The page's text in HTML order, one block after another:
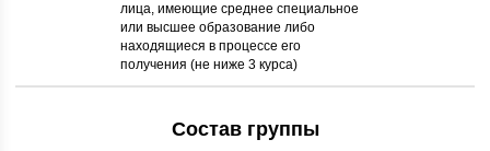
лица, имеющие среднее специальное
или высшее образование либо
находящиеся в процессе его
получения (не ниже 3 курса)
Состав группы